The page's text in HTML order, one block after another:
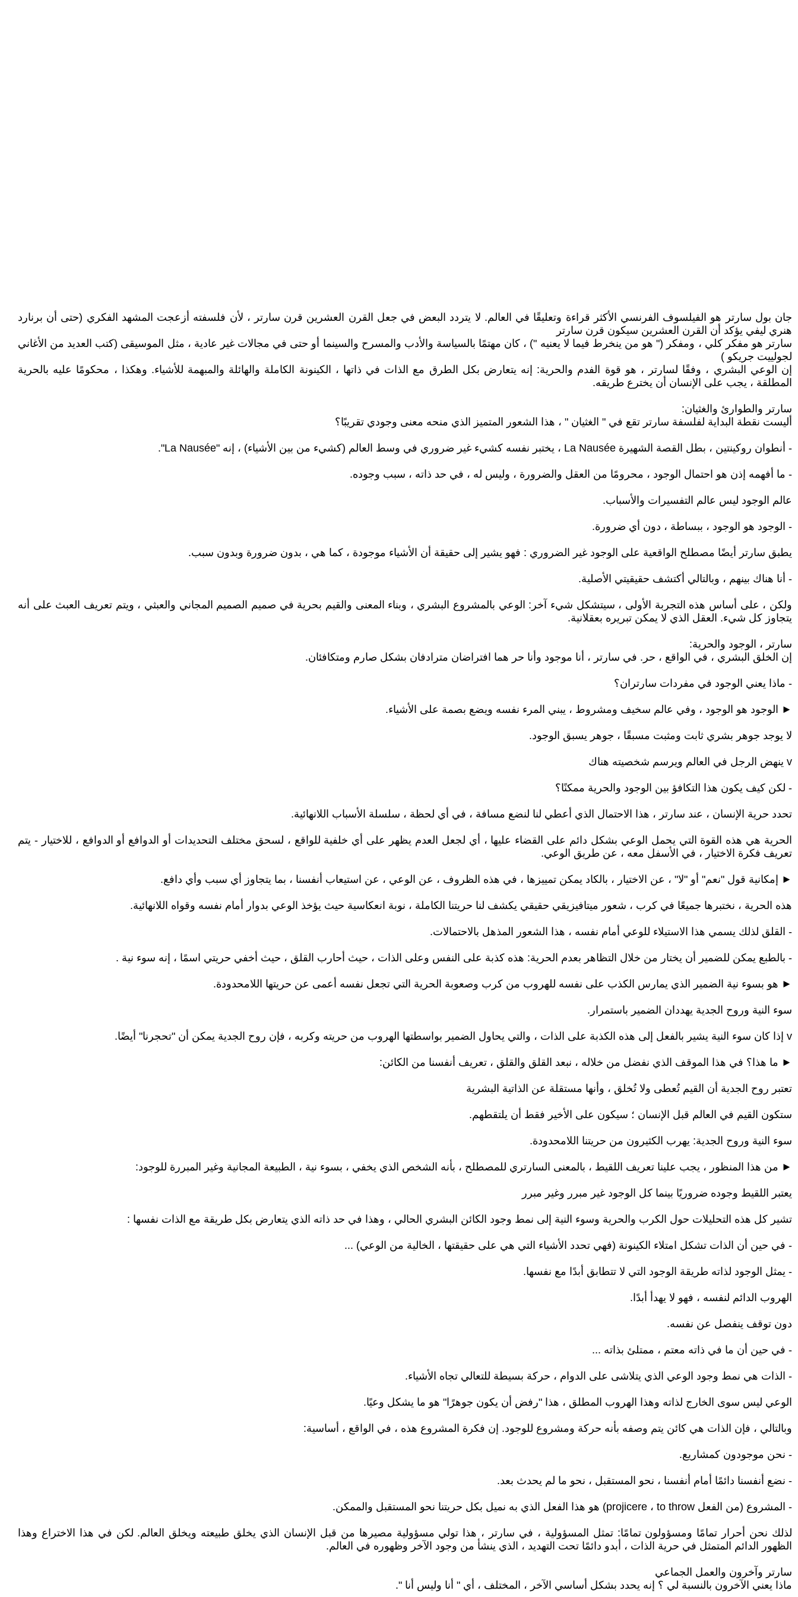
جان بول سارتر هو الفيلسوف الفرنسي الأكثر قراءة وتعليقًا في العالم. لا يتردد البعض في جعل القرن العشرين قرن سارتر ، لأن فلسفته أزعجت المشهد الفكري (حتى أن برنارد
هنري ليفي يؤكد أن القرن العشرين سيكون قرن سارتر
سارتر هو مفكر كلي ، ومفكر (" هو من ينخرط فيما لا يعنيه ") ، كان مهتمًا بالسياسة والأدب والمسرح والسينما أو حتى في مجالات غير عادية ، مثل الموسيقى (كتب العديد من الأغاني
لجولييت جريكو )
إن الوعي البشري ، وفقًا لسارتر ، هو قوة الفدم والحرية: إنه يتعارض بكل الطرق مع الذات في ذاتها ، الكينونة الكاملة والهائلة والمبهمة للأشياء. وهكذا ، محكومًا عليه بالحرية
المطلقة ، يجب على الإنسان أن يخترع طريقه.
سارتر والطوارئ والغثيان:
أليست نقطة البداية لفلسفة سارتر تقع في " الغثيان " ، هذا الشعور المتميز الذي منحه معنى وجودي تقريبًا؟
- أنطوان روكينتين ، بطل القصة الشهيرة La Nausée ، يختبر نفسه كشيء غير ضروري في وسط العالم (كشيء من بين الأشياء) ، إنه "La Nausée".
- ما أفهمه إذن هو احتمال الوجود ، محرومًا من العقل والضرورة ، وليس له ، في حد ذاته ، سبب وجوده.
عالم الوجود ليس عالم التفسيرات والأسباب.
- الوجود هو الوجود ، ببساطة ، دون أي ضرورة.
يطبق سارتر أيضًا مصطلح الواقعية على الوجود غير الضروري : فهو يشير إلى حقيقة أن الأشياء موجودة ، كما هي ، بدون ضرورة وبدون سبب.
- أنا هناك بينهم ، وبالتالي أكتشف حقيقيتي الأصلية.
ولكن ، على أساس هذه التجربة الأولى ، سيتشكل شيء آخر: الوعي بالمشروع البشري ، وبناء المعنى والقيم بحرية في صميم الصميم المجاني والعبثي ، ويتم تعريف العبث على أنه
يتجاوز كل شيء. العقل الذي لا يمكن تبريره بعقلانية.
سارتر ، الوجود والحرية:
إن الخلق البشري ، في الواقع ، حر. في سارتر ، أنا موجود وأنا حر هما افتراضان مترادفان بشكل صارم ومتكافئان.
- ماذا يعني الوجود في مفردات سارتران؟
► الوجود هو الوجود ، وفي عالم سخيف ومشروط ، يبني المرء نفسه ويضع بصمة على الأشياء.
لا يوجد جوهر بشري ثابت ومثبت مسبقًا ، جوهر يسبق الوجود.
v ينهض الرجل في العالم ويرسم شخصيته هناك
- لكن كيف يكون هذا التكافؤ بين الوجود والحرية ممكنًا؟
تحدد حرية الإنسان ، عند سارتر ، هذا الاحتمال الذي أعطي لنا لنضع مسافة ، في أي لحظة ، سلسلة الأسباب اللانهائية.
الحرية هي هذه القوة التي يحمل الوعي بشكل دائم على القضاء عليها ، أي لجعل العدم يظهر على أي خلفية للواقع ، لسحق مختلف التحديدات أو الدوافع أو الدوافع ، للاختيار - يتم
تعريف فكرة الاختيار ، في الأسفل معه ، عن طريق الوعي.
► إمكانية قول "نعم" أو "لا" ، عن الاختيار ، بالكاد يمكن تمييزها ، في هذه الظروف ، عن الوعي ، عن استيعاب أنفسنا ، بما يتجاوز أي سبب وأي دافع.
هذه الحرية ، نختبرها جميعًا في كرب ، شعور ميتافيزيقي حقيقي يكشف لنا حريتنا الكاملة ، نوبة انعكاسية حيث يؤخذ الوعي بدوار أمام نفسه وقواه اللانهائية.
- القلق لذلك يسمي هذا الاستيلاء للوعي أمام نفسه ، هذا الشعور المذهل بالاحتمالات.
- بالطبع يمكن للضمير أن يختار من خلال التظاهر بعدم الحرية: هذه كذبة على النفس وعلى الذات ، حيث أحارب القلق ، حيث أخفي حريتي اسمًا ، إنه سوء نية .
► هو بسوء نية الضمير الذي يمارس الكذب على نفسه للهروب من كرب وصعوبة الحرية التي تجعل نفسه أعمى عن حريتها اللامحدودة.
سوء النية وروح الجدية يهددان الضمير باستمرار.
v إذا كان سوء النية يشير بالفعل إلى هذه الكذبة على الذات ، والتي يحاول الضمير بواسطتها الهروب من حريته وكربه ، فإن روح الجدية يمكن أن "تحجرنا" أيضًا.
► ما هذا؟ في هذا الموقف الذي نفضل من خلاله ، نبعد القلق والقلق ، تعريف أنفسنا من الكائن:
تعتبر روح الجدية أن القيم تُعطى ولا تُخلق ، وأنها مستقلة عن الذاتية البشرية
ستكون القيم في العالم قبل الإنسان ؛ سيكون على الأخير فقط أن يلتقطهم.
سوء النية وروح الجدية: يهرب الكثيرون من حريتنا اللامحدودة.
► من هذا المنظور ، يجب علينا تعريف اللقيط ، بالمعنى السارتري للمصطلح ، بأنه الشخص الذي يخفي ، بسوء نية ، الطبيعة المجانية وغير المبررة للوجود:
يعتبر اللقيط وجوده ضروريًا بينما كل الوجود غير مبرر وغير مبرر
تشير كل هذه التحليلات حول الكرب والحرية وسوء النية إلى نمط وجود الكائن البشري الحالي ، وهذا في حد ذاته الذي يتعارض بكل طريقة مع الذات نفسها :
- في حين أن الذات تشكل امتلاء الكينونة (فهي تحدد الأشياء التي هي على حقيقتها ، الخالية من الوعي) ...
- يمثل الوجود لذاته طريقة الوجود التي لا تتطابق أبدًا مع نفسها.
الهروب الدائم لنفسه ، فهو لا يهدأ أبدًا.
دون توقف ينفصل عن نفسه.
- في حين أن ما في ذاته معتم ، ممتلئ بذاته ...
- الذات هي نمط وجود الوعي الذي يتلاشى على الدوام ، حركة بسيطة للتعالي تجاه الأشياء.
الوعي ليس سوى الخارج لذاته وهذا الهروب المطلق ، هذا "رفض أن يكون جوهرًا" هو ما يشكل وعيًا.
وبالتالي ، فإن الذات هي كائن يتم وصفه بأنه حركة ومشروع للوجود. إن فكرة المشروع هذه ، في الواقع ، أساسية:
- نحن موجودون كمشاريع.
- نضع أنفسنا دائمًا أمام أنفسنا ، نحو المستقبل ، نحو ما لم يحدث بعد.
- المشروع (من الفعل projicere ، to throw) هو هذا الفعل الذي به نميل بكل حريتنا نحو المستقبل والممكن.
لذلك نحن أحرار تمامًا ومسؤولون تمامًا: تمثل المسؤولية ، في سارتر ، هذا تولي مسؤولية مصيرها من قبل الإنسان الذي يخلق طبيعته ويخلق العالم. لكن في هذا الاختراع وهذا
الظهور الدائم المتمثل في حرية الذات ، أبدو دائمًا تحت التهديد ، الذي ينشأ من وجود الآخر وظهوره في العالم.
سارتر وآخرون والعمل الجماعي
ماذا يعني الآخرون بالنسبة لي ؟ إنه يحدد بشكل أساسي الآخر ، المختلف ، أي " أنا وليس أنا ".